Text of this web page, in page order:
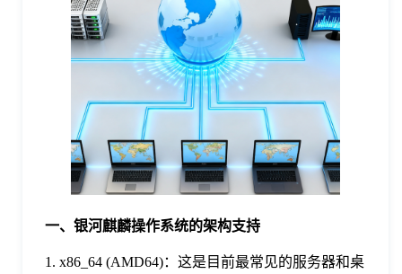
一、银河麒麟操作系统的架构支持
1. x86_64 (AMD64)：这是目前最常见的服务器和桌